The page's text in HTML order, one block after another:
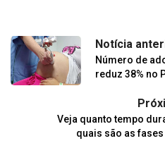
Notícia
Número de
reduz 38% no
Veja quanto tempo
quais são as